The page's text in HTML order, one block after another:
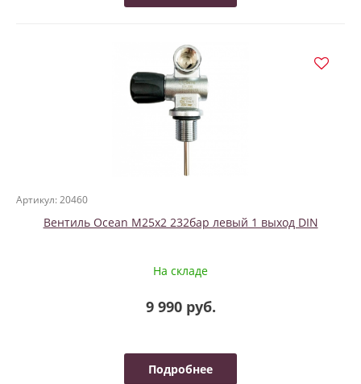
Артикул: 20460
Вентиль Ocean M25x2 232бар левый 1 выход DIN
На складе
9 990 руб.
Подробнее